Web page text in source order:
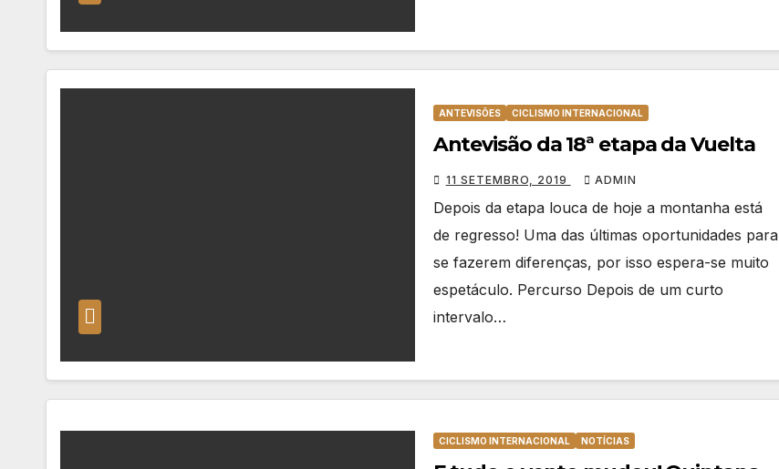
ANTEVISÕES CICLISMO INTERNACIONAL
Antevisão da 18ª etapa da Vuelta
11 SETEMBRO, 2019 ADMIN
Depois da etapa louca de hoje a montanha está
de regresso! Uma das últimas oportunidades para
se fazerem diferenças, por isso espera-se muito
espetáculo. Percurso Depois de um curto
intervalo…
CICLISMO INTERNACIONAL NOTÍCIAS